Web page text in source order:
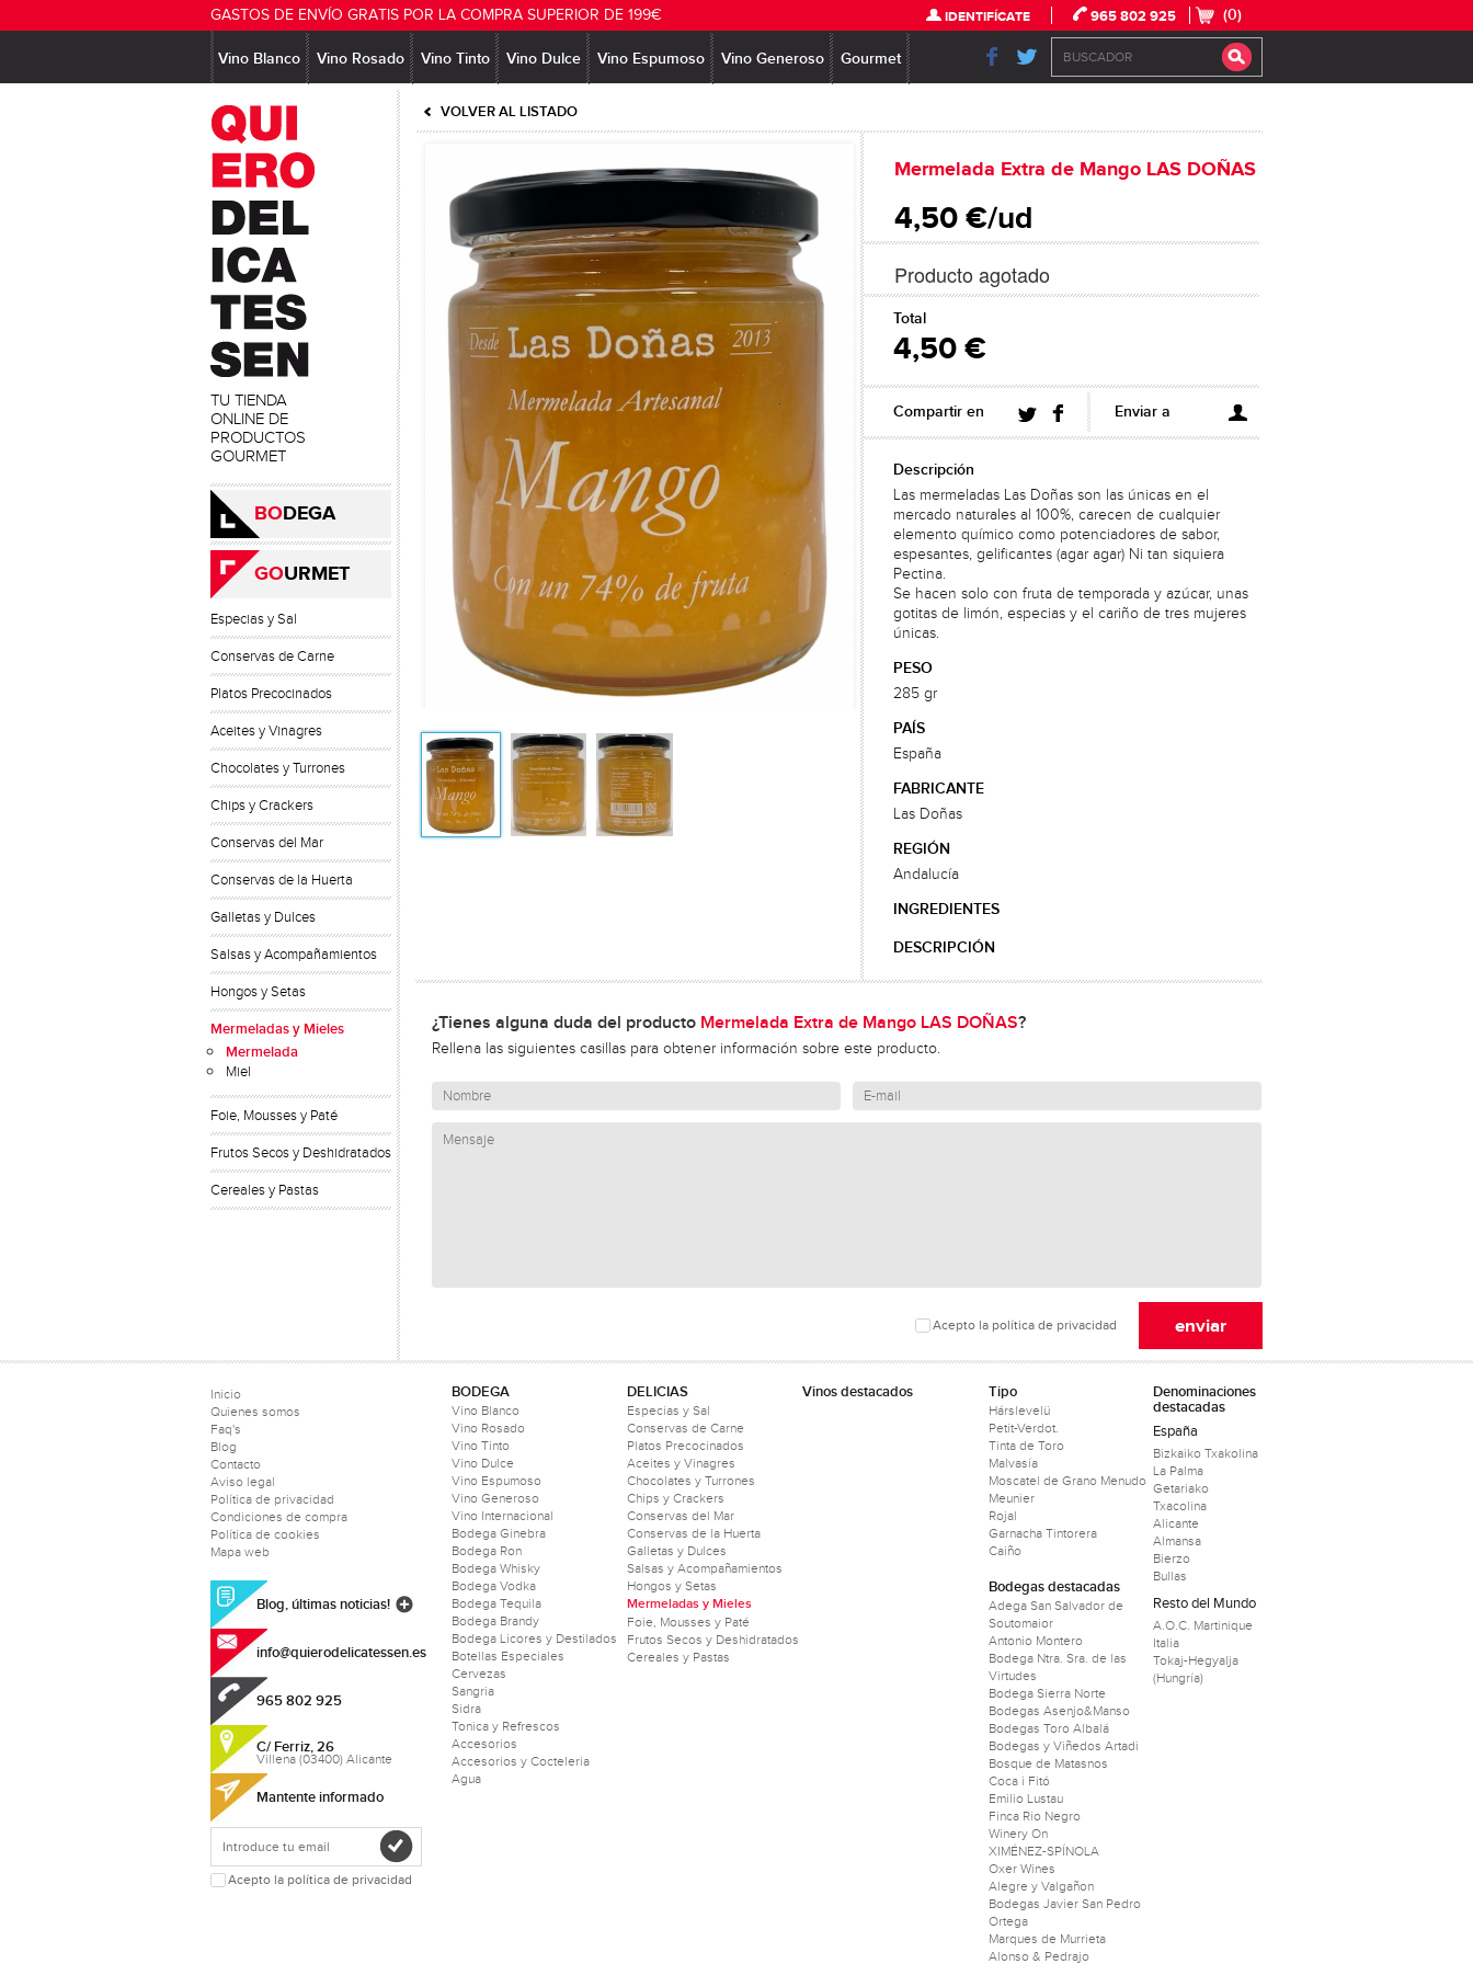
(0)
965 802 925
IDENTIFÍCATE
GASTOS DE ENVÍO GRATIS POR LA COMPRA SUPERIOR DE 199€
Vino Blanco Vino Rosado Vino Tinto Vino Dulce Vino Espumoso Vino Generoso Gourmet
TU TIENDA
ONLINE DE
PRODUCTOS
GOURMET
BODEGA
GOURMET
Especias y Sal
Conservas de Carne
Platos Precocinados
Aceites y Vinagres
Chocolates y Turrones
Chips y Crackers
Conservas del Mar
Conservas de la Huerta
Galletas y Dulces
Salsas y Acompañamientos
Hongos y Setas
Mermeladas y Mieles
Mermelada
Miel
Foie, Mousses y Paté
Frutos Secos y Deshidratados
Cereales y Pastas
VOLVER AL LISTADO
Mermelada Extra de Mango LAS DOÑAS
4,50 €/ud
Producto agotado
Total
4,50 €
Compartir en Enviar a
Descripción
Las mermeladas Las Doñas son las únicas en el
mercado naturales al 100%, carecen de cualquier
elemento químico como potenciadores de sabor,
espesantes, gelificantes (agar agar) Ni tan siquiera
Pectina.
Se hacen solo con fruta de temporada y azúcar, unas
gotitas de limón, especias y el cariño de tres mujeres
únicas.
PESO
285 gr
PAÍS
España
FABRICANTE
Las Doñas
REGIÓN
Andalucía
INGREDIENTES
DESCRIPCIÓN
¿Tienes alguna duda del producto Mermelada Extra de Mango LAS DOÑAS?
Rellena las siguientes casillas para obtener información sobre este producto.
Acepto la política de privacidad
Inicio
Quienes somos
Faq's
Blog
Contacto
Aviso legal
Política de privacidad
Condiciones de compra
Política de cookies
Mapa web
Blog, últimas noticias!
info@quierodelicatessen.es
965 802 925
C/ Ferriz, 26
Villena (03400) Alicante
Mantente informado
Acepto la política de privacidad
BODEGA
Vino Blanco
Vino Rosado
Vino Tinto
Vino Dulce
Vino Espumoso
Vino Generoso
Vino Internacional
Bodega Ginebra
Bodega Ron
Bodega Whisky
Bodega Vodka
Bodega Tequila
Bodega Brandy
Bodega Licores y Destilados
Botellas Especiales
Cervezas
Sangria
Sidra
Tonica y Refrescos
Accesorios
Accesorios y Cocteleria
Agua
DELICIAS
Especias y Sal
Conservas de Carne
Platos Precocinados
Aceites y Vinagres
Chocolates y Turrones
Chips y Crackers
Conservas del Mar
Conservas de la Huerta
Galletas y Dulces
Salsas y Acompañamientos
Hongos y Setas
Mermeladas y Mieles
Foie, Mousses y Paté
Frutos Secos y Deshidratados
Cereales y Pastas
Vinos destacados Tipo
Hárslevelü
Petit-Verdot.
Tinta de Toro
Malvasía
Moscatel de Grano Menudo
Meunier
Rojal
Garnacha Tintorera
Caiño
Bodegas destacadas
Adega San Salvador de
Soutomaior
Antonio Montero
Bodega Ntra. Sra. de las
Virtudes
Bodega Sierra Norte
Bodegas Asenjo&Manso
Bodegas Toro Albalá
Bodegas y Viñedos Artadi
Bosque de Matasnos
Coca i Fitó
Emilio Lustau
Finca Rio Negro
Winery On
XIMÉNEZ-SPÍNOLA
Oxer Wines
Alegre y Valgañon
Bodegas Javier San Pedro
Ortega
Marques de Murrieta
Alonso & Pedrajo
Denominaciones
destacadas
España
Bizkaiko Txakolina
La Palma
Getariako
Txacolina
Alicante
Almansa
Bierzo
Bullas
Resto del Mundo
A.O.C. Martinique
Italia
Tokaj-Hegyalja
(Hungría)